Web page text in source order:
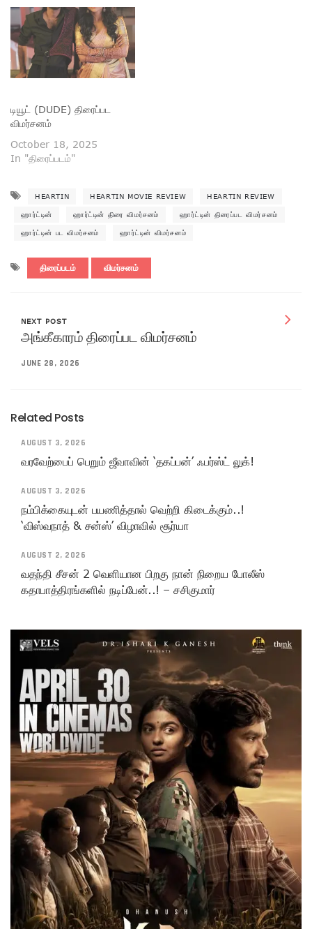
டியூட் (DUDE) திரைப்பட
விமர்சனம்
October 18, 2025
In "திரைப்படம்"
HEARTIN HEARTIN MOVIE REVIEW HEARTIN REVIEW
ஹார்ட்டின் ஹார்ட்டின் திரை விமர்சனம் ஹார்ட்டின் திரைப்பட விமர்சனம்
ஹார்ட்டின் பட விமர்சனம் ஹார்ட்டின் விமர்சனம்
திரைப்படம் விமர்சனம்
NEXT POST
அங்கீகாரம் திரைப்பட விமர்சனம்
JUNE 28, 2026
Related Posts
AUGUST 3, 2026
வரவேற்பைப் பெறும் ஜீவாவின் ‘தகப்பன்’ ஃபர்ஸ்ட் லுக்!
AUGUST 3, 2026
நம்பிக்கையுடன் பயணித்தால் வெற்றி கிடைக்கும்..!
‘விஸ்வநாத் & சன்ஸ்’ விழாவில் சூர்யா
AUGUST 2, 2026
வதந்தி சீசன் 2 வெளியான பிறகு நான் நிறைய போலீஸ்
கதாபாத்திரங்களில் நடிப்பேன்..! – சசிகுமார்